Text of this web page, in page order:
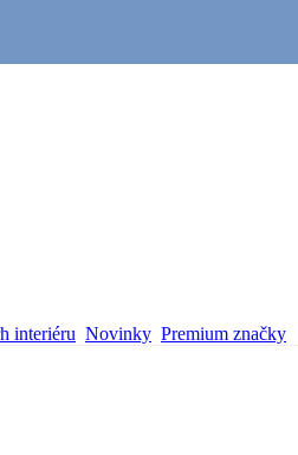
interiéru Novinky Premium značky